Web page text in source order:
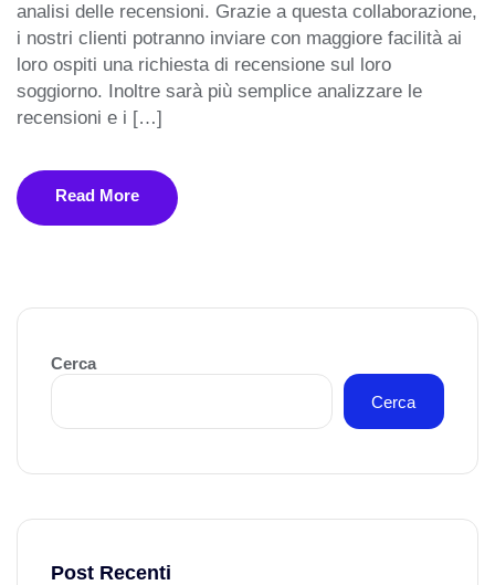
analisi delle recensioni. Grazie a questa collaborazione,
i nostri clienti potranno inviare con maggiore facilità ai
loro ospiti una richiesta di recensione sul loro
soggiorno. Inoltre sarà più semplice analizzare le
recensioni e i […]
Read More
Cerca
Cerca
Post Recenti